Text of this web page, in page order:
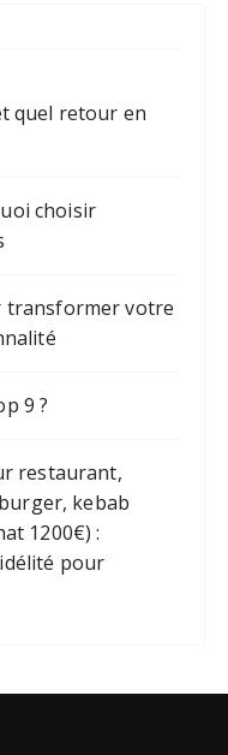
quel retour en
choisir
transformer votre
9 ?
restaurant,
kebab
1200€) :
pour